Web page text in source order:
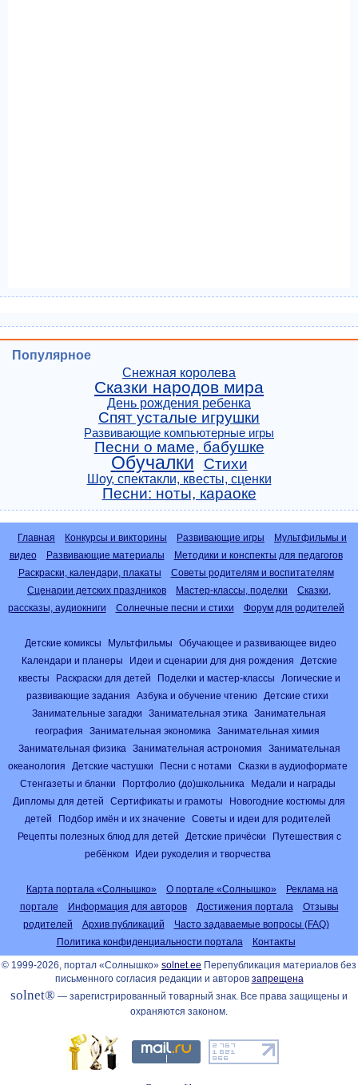
Популярное
Снежная королева
Сказки народов мира
День рождения ребенка
Спят усталые игрушки
Развивающие компьютерные игры
Песни о маме, бабушке
Обучалки Стихи
Шоу, спектакли, квесты, сценки
Песни: ноты, караоке
Главная Конкурсы и викторины Развивающие игры
Мультфильмы и
видео
Развивающие материалы
Методики и конспекты для педагогов
Раскраски, календари, плакаты
Советы родителям и воспитателям
Сценарии детских праздников
Мастер-классы, поделки
Сказки,
рассказы, аудиокниги
Солнечные песни и стихи Форум для родителей
Детские комиксы Мультфильмы
Обучающее и развивающее видео
Календари и планеры
Идеи и сценарии для дня рождения
Детские
квесты
Раскраски для детей Поделки и мастер-классы
Логические и
развивающие задания
Азбука и обучение чтению
Детские стихи
Занимательные загадки
Занимательная этика
Занимательная
география
Занимательная экономика
Занимательная химия
Занимательная физика
Занимательная астрономия
Занимательная
океанология
Детские частушки Песни с нотами
Сказки в аудиоформате
Стенгазеты и бланки
Портфолио (до)школьника
Медали и награды
Дипломы для детей
Сертификаты и грамоты
Новогодние костюмы для
детей
Подбор имён и их значение
Советы и идеи для родителей
Рецепты полезных блюд для детей
Детские причёски
Путешествия с
ребёнком
Идеи рукоделия и творчества
Карта портала «Солнышко» О портале «Солнышко»
Реклама на
портале
Информация для авторов Достижения портала
Отзывы
родителей
Архив публикаций
Часто задаваемые вопросы (FAQ)
Политика конфиденциальности портала
Контакты
© 1999-2026, портал «Солнышко» solnet.ee Перепубликация материалов без
письменного согласия редакции и авторов запрещена
solnet® — зарегистрированный товарный знак. Все права защищены и
охраняются законом.